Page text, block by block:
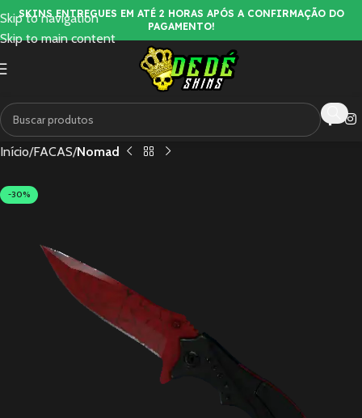
Skip to navigation
Skip to main content
SKINS ENTREGUES EM ATÉ 2 HORAS APÓS A CONFIRMAÇÃO DO
PAGAMENTO!
Início FACAS Nomad
-30%